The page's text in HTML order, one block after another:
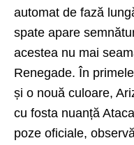
automat de fază
spate apare
acestea nu mai
Renegade. În
și o nouă culoare,
cu fosta nuanță
poze oficiale,